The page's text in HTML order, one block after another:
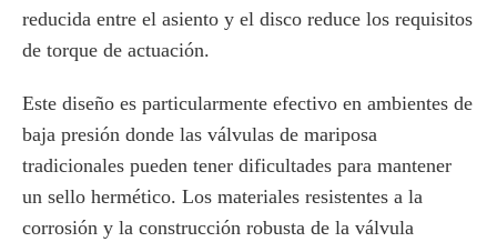
reducida entre el asiento y el disco reduce los requisitos
de torque de actuación.
Este diseño es particularmente efectivo en ambientes de
baja presión donde las válvulas de mariposa
tradicionales pueden tener dificultades para mantener
un sello hermético. Los materiales resistentes a la
corrosión y la construcción robusta de la válvula